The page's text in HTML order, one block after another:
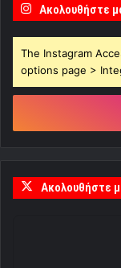
Ακολουθήστε
The Instagram
options page >
Ακολουθήστε